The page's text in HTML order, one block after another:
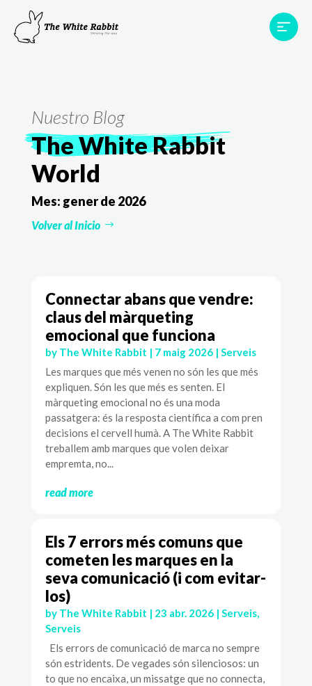
Projectes
Nuestro Blog
The White Rabbit
World
Mes: gener de 2026
Volver al Inicio
Connectar abans que vendre:
claus del màrqueting
emocional que funciona
by The White Rabbit | 7 maig 2026| Serveis
Les marques que més venen no són les que més
expliquen. Són les que més es senten. El
màrqueting emocional no és una moda
passatgera: és la resposta científica a com pren
decisions el cervell humà. A The White Rabbit
treballem amb marques que volen deixar
empremta, no...
read more
Els 7 errors més comuns que
cometen les marques en la
seva comunicació (i com evitar-
los)
by The White Rabbit | 23 abr. 2026| Serveis,
Serveis
Els errors de comunicació de marca no sempre
són estridents. De vegades són silenciosos: un
to que no encaixa, un missatge que no connecta,